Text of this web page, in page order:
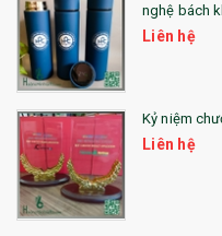
nghệ bách
Liên hệ
Kỷ niệm
Liên hệ